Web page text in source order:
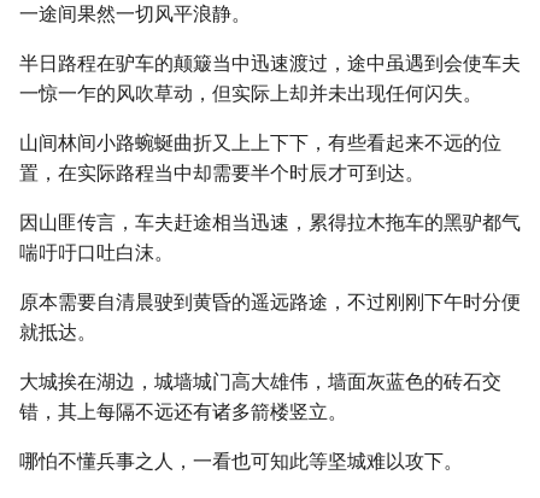
一途间果然一切风平浪静。
半日路程在驴车的颠簸当中迅速渡过，途中虽遇到会使车夫
一惊一乍的风吹草动，但实际上却并未出现任何闪失。
山间林间小路蜿蜒曲折又上上下下，有些看起来不远的位
置，在实际路程当中却需要半个时辰才可到达。
因山匪传言，车夫赶途相当迅速，累得拉木拖车的黑驴都气
喘吁吁口吐白沫。
原本需要自清晨驶到黄昏的遥远路途，不过刚刚下午时分便
就抵达。
大城挨在湖边，城墙城门高大雄伟，墙面灰蓝色的砖石交
错，其上每隔不远还有诸多箭楼竖立。
哪怕不懂兵事之人，一看也可知此等坚城难以攻下。